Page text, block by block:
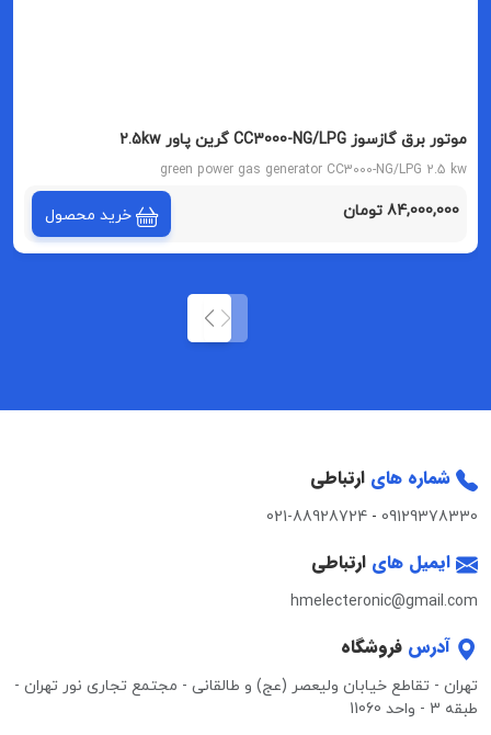
موتور برق گازسوز CC3000-NG/LPG گرین پاور 2.5kw
green power gas generator CC3000-NG/LPG 2.5 kw
84,000,000 تومان خرید محصول
شماره های ارتباطی
09129378330
-
021-88928724
ایمیل های ارتباطی
hmelecteronic@gmail.com
آدرس فروشگاه
تهران - تقاطع خیابان ولیعصر (عج) و طالقانی - مجتمع تجاری نور تهران -
طبقه 3 - واحد 11060